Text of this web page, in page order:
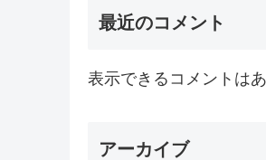
最近のコメント
表示できるコメントはあ
アーカイブ